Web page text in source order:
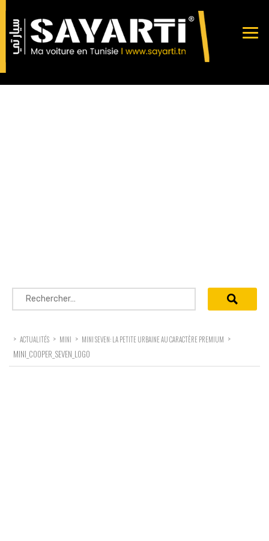
Rechercher :
> ACTUALITÉS > MINI > MINI SEVEN: LA PETITE URBAINE AU CARACTÈRE PREMIUM >
MINI_COOPER_SEVEN_LOGO